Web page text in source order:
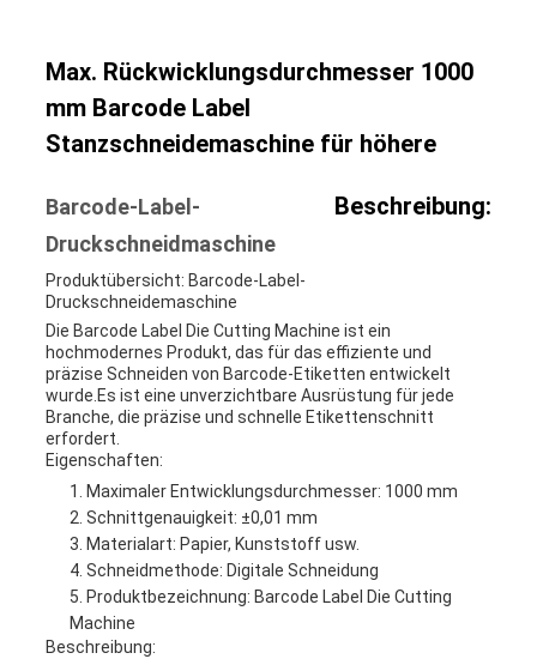
Max. Rückwicklungsdurchmesser 1000
mm Barcode Label
Stanzschneidemaschine für höhere
Barcode-Label-
Druckschneidmaschine
Beschreibung:
Produktübersicht: Barcode-Label-
Druckschneidemaschine
Die Barcode Label Die Cutting Machine ist ein
hochmodernes Produkt, das für das effiziente und
präzise Schneiden von Barcode-Etiketten entwickelt
wurde.Es ist eine unverzichtbare Ausrüstung für jede
Branche, die präzise und schnelle Etikettenschnitt
erfordert.
Eigenschaften:
Maximaler Entwicklungsdurchmesser: 1000 mm
Schnittgenauigkeit: ±0,01 mm
Materialart: Papier, Kunststoff usw.
Schneidmethode: Digitale Schneidung
Produktbezeichnung: Barcode Label Die Cutting
Machine
Beschreibung: